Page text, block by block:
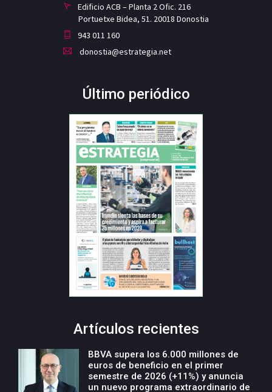
Edificio ACB – Planta 2 Ofic. 216
Portuetxe Bidea, 51. 20018 Donostia
943 011 160
donostia@estrategia.net
Último periódico
Artículos recientes
BBVA supera los 6.000 millones de
euros de beneficio en el primer
semestre de 2026 (+11%) y anuncia
un nuevo programa extraordinario de